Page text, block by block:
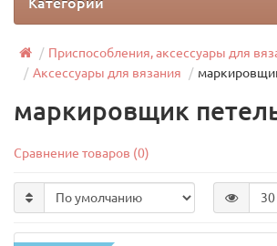
Приспособления, аксессуары для
Аксессуары для вязания
маркировщик
Сравнение товаров (0)